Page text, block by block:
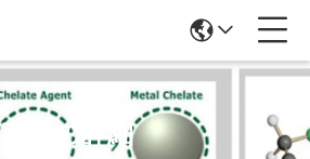
商品の詳細